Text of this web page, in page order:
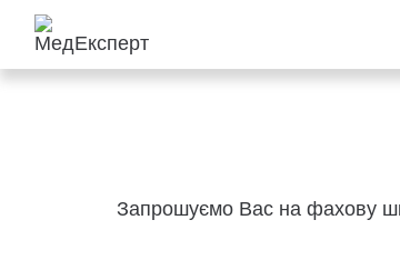
Запрошуємо Вас на фахову